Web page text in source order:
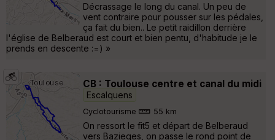
Décrassage le long du canal. Un peu de
vent contraire pour pousser sur les pédales,
ça fait du bien.. Le petit raidillon derrière
l'église de Belberaud est court et bien pentu, d'habitude je le
prends en descente :=) »
CB : Toulouse centre et canal du midi
Escalquens
Cyclotourisme 55 km
On ressort le fit5 et départ de Belberaud
vers Bazieges, on passe le rond point de